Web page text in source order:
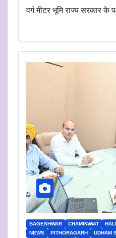
वर्ग मीटर भूमि राज्य सरकार के
BAGESHWAR CHAMPAWAT
NEWS
PITHORAGARH
UDHAM